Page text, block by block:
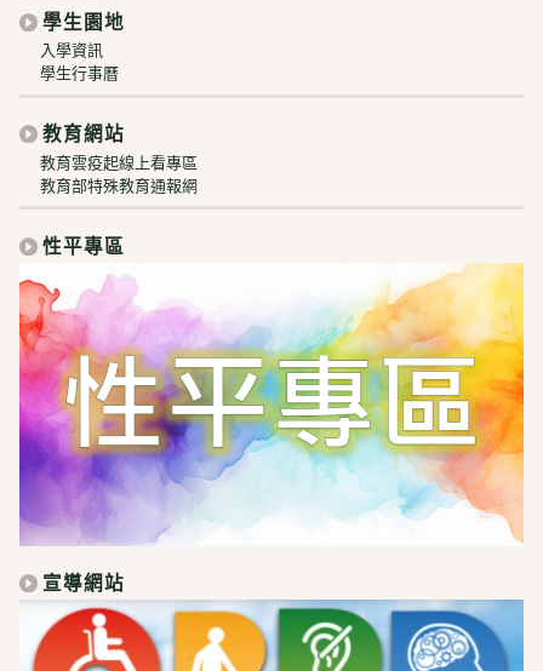
學生園地
入學資訊
學生行事曆
教育網站
教育雲疫起線上看專區
教育部特殊教育通報網
性平專區
宣導網站